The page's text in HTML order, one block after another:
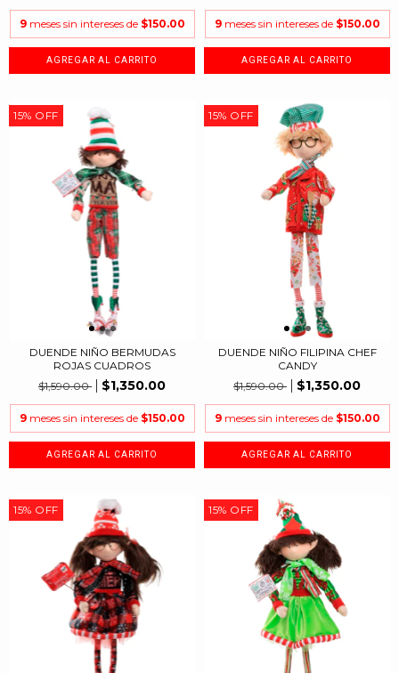
9 meses sin intereses de $150.00 9 meses sin intereses de $150.00
15% OFF
DUENDE NIÑO BERMUDAS
ROJAS CUADROS
$1,590.00
$1,350.00
9 meses sin intereses de $150.00
15% OFF
DUENDE NIÑO FILIPINA CHEF
CANDY
$1,590.00
$1,350.00
9 meses sin intereses de $150.00
15% OFF 15% OFF